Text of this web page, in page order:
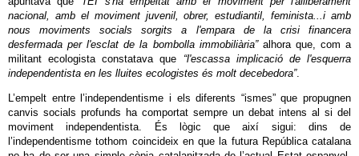
nacional, amb el moviment juvenil, obrer, estudiantil, feminista...i amb
nous moviments socials sorgits a l'empara de la crisi financera
desfermada per l'esclat de la bombolla immobiliària”alhora que, com a
militant ecologista constatava que “l'escassa implicació de l'esquerra
independentista en les lluites ecologistes és molt decebedora”.
L’empelt entre l’independentisme i els diferents “ismes” que propugnen
canvis socials profunds ha comportat sempre un debat intens al si del
moviment independentista. És lògic que així sigui: dins de
l’independentisme tothom coincideix en que la futura República catalana